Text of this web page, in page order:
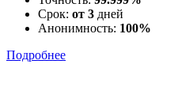
Срок: от 3 дней
Анонимность: 100%
Подробнее